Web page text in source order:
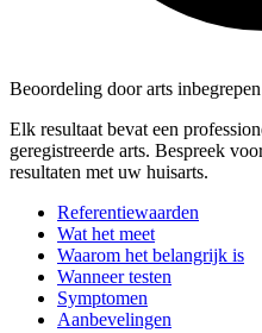
Beoordeling door arts inbegrepen
Elk resultaat bevat een
geregistreerde arts. Bespreek
resultaten met uw huisarts.
Referentiewaarden
Wat het meet
Waarom het belangrijk is
Wanneer testen
Symptomen
Aanbevelingen